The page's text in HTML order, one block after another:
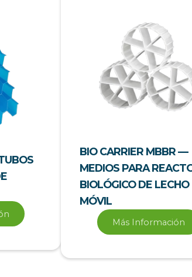
BIO CARRIER MBBR —
MEDIOS PARA
BIOLÓGICO DE LECHO
MÓVIL
Más Información